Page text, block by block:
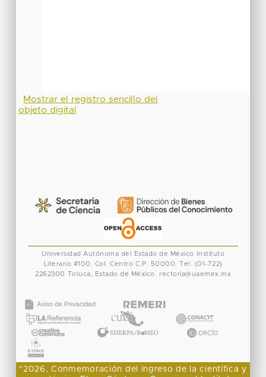
Mostrar el registro sencillo del
objeto digital
Universidad Autónoma del Estado de México
Instituto
Literario #100. Col. Centro C.P. 50000. Tel. (01-722)
2262300
Toluca, Estado de México. rectoria@uaemex.mx
"2026, Conmemoración del ingreso de la científica y